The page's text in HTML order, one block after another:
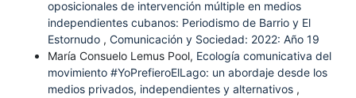
oposicionales de intervención múltiple en medios
independientes cubanos: Periodismo de Barrio y El
Estornudo , Comunicación y Sociedad: 2022: Año 19
María Consuelo Lemus Pool, Ecología comunicativa del
movimiento #YoPrefieroElLago: un abordaje desde los
medios privados, independientes y alternativos ,